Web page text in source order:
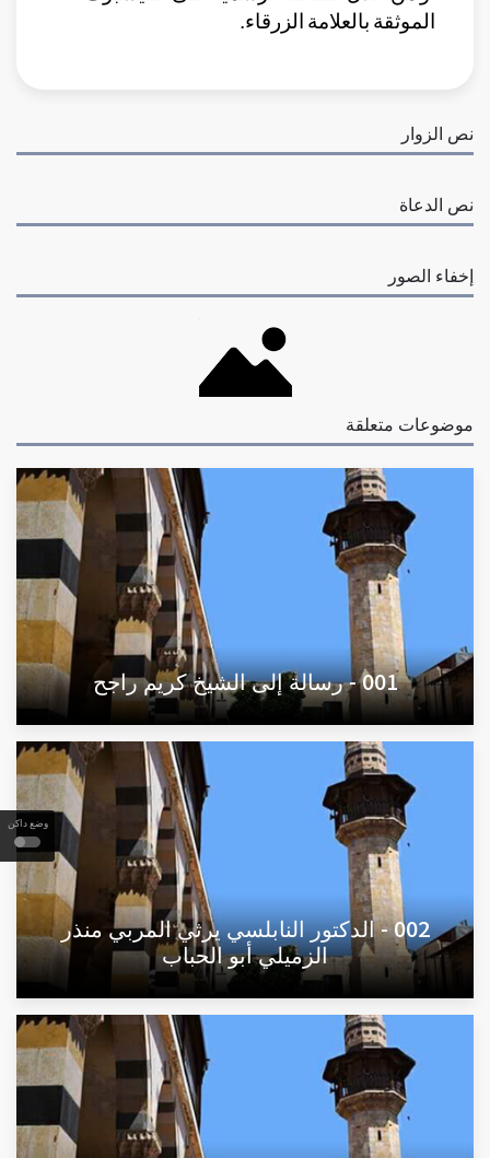
وضع داكن
الموثقة بالعلامة الزرقاء.
نص الزوار
نص الدعاة
إخفاء الصور
موضوعات متعلقة
001 - رسالة إلى الشيخ كريم راجح
002 - الدكتور النابلسي يرثي المربي منذر
الزميلي أبو الحباب